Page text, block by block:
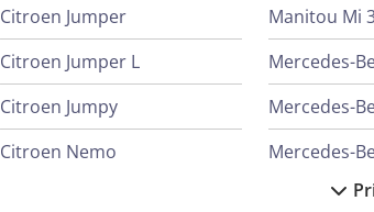
1101AJ Amsterdam, NL customercare.
Citroen Jumper
Citroen Jumper L
Citroen Jumpy
Citroen Nemo
Manitou Mi
Mercedes-
Mercedes-
Mercedes-
Mercedes-